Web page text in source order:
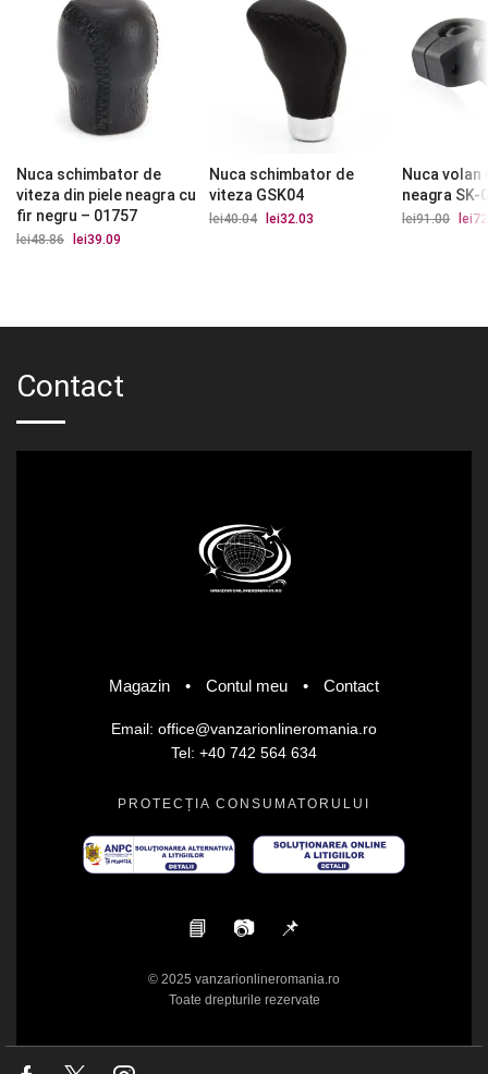
Nuca schimbator de
viteza din piele neagra cu
fir negru – 01757
lei48.86
Prețul
lei39.09
Nuca schimbator de
viteza GSK04
lei40.04
Prețul
lei32.03
Nuca volan
neagra SK-
lei91.00 lei
Contact
Magazin • Contul meu • Contact
Email: office@vanzarionlineromania.ro
Tel: +40 742 564 634
PROTECȚIA CONSUMATORULUI
📘 📷 📌
© 2025 vanzarionlineromania.ro
Toate drepturile rezervate